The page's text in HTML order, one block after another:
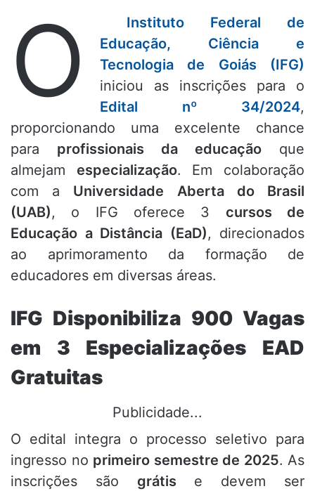
O
Instituto Federal de
Educação, Ciência e
Tecnologia de Goiás (IFG)
iniciou as inscrições para o
Edital nº 34/2024,
proporcionando uma excelente chance
para profissionais da educação que
almejam especialização. Em colaboração
com a Universidade Aberta do Brasil
(UAB), o IFG oferece 3 cursos de
Educação a Distância (EaD), direcionados
ao aprimoramento da formação de
educadores em diversas áreas.
IFG Disponibiliza 900 Vagas
em 3 Especializações EAD
Gratuitas
Publicidade...
O edital integra o processo seletivo para
ingresso no primeiro semestre de 2025. As
inscrições são grátis e devem ser